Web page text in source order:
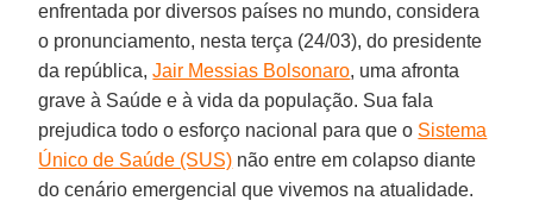
enfrentada por diversos países no mundo, considera
o pronunciamento, nesta terça (24/03), do presidente
da república,Jair Messias Bolsonaro, uma afronta
grave à Saúde e à vida da população. Sua fala
prejudica todo o esforço nacional para que o Sistema
Único de Saúde (SUS) não entre em colapso diante
do cenário emergencial que vivemos na atualidade.